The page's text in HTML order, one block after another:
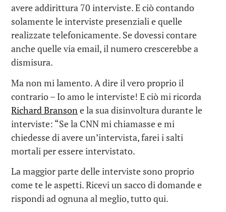
avere addirittura 70 interviste. E ciò contando
solamente le interviste presenziali e quelle
realizzate telefonicamente. Se dovessi contare
anche quelle via email, il numero crescerebbe a
dismisura.
Ma non mi lamento. A dire il vero proprio il
contrario – Io amo le interviste! E ciò mi ricorda
Richard Branson e la sua disinvoltura durante le
interviste: “Se la CNN mi chiamasse e mi
chiedesse di avere un’intervista, farei i salti
mortali per essere intervistato.
La maggior parte delle interviste sono proprio
come te le aspetti. Ricevi un sacco di domande e
rispondi ad ognuna al meglio, tutto qui.